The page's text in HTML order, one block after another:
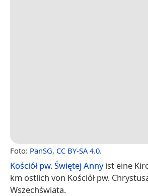
Foto: PanSG, CC BY-SA 4.0.
Kościół pw. Świętej Annyist eine
km östlich von Kościół pw.
Wszechświata.